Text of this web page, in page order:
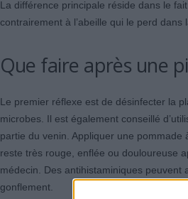
La différence principale réside dans le
contrairement à l’abeille qui le perd dans
Que faire après une
Le premier réflexe est de désinfecter la
microbes. Il est également conseillé
partie du venin. Appliquer une pommade
reste très rouge, enflée ou douloureuse
médecin. Des antihistaminiques
gonflement.